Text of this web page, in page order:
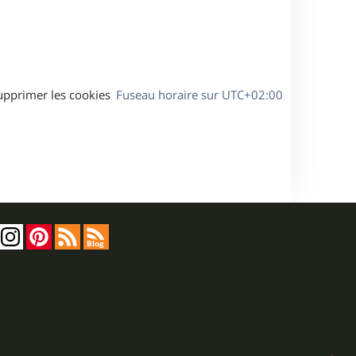
Fuseau horaire sur UTC+02:00
les cookies